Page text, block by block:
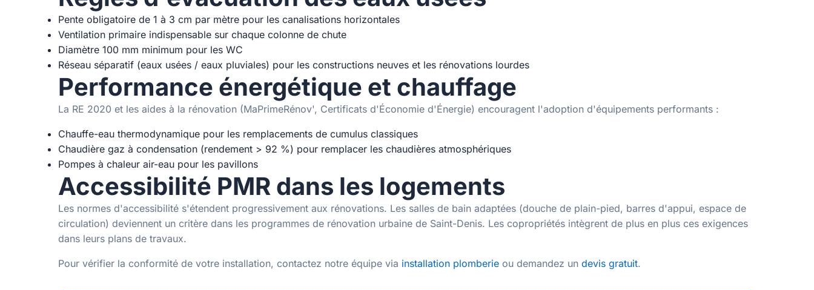
Pente obligatoire de 1 à 3 cm par mètre pour les canalisations horizontales
Ventilation primaire indispensable sur chaque colonne de chute
Diamètre 100 mm minimum pour les WC
Réseau séparatif (eaux usées / eaux pluviales) pour les constructions neuves et les rénovations lourdes
Performance énergétique et chauffage
La RE 2020 et les aides à la rénovation (MaPrimeRénov', Certificats d'Économie d'Énergie) encouragent l'adoption d'équipements performants :
Chauffe-eau thermodynamique pour les remplacements de cumulus classiques
Chaudière gaz à condensation (rendement > 92 %) pour remplacer les chaudières atmosphériques
Pompes à chaleur air-eau pour les pavillons
Accessibilité PMR dans les logements
Les normes d'accessibilité s'étendent progressivement aux rénovations. Les salles de bain adaptées (douche de plain-pied, barres d'appui, espace de
circulation) deviennent un critère dans les programmes de rénovation urbaine de Saint-Denis. Les copropriétés intègrent de plus en plus ces exigences
dans leurs plans de travaux.
Pour vérifier la conformité de votre installation, contactez notre équipe via installation plomberie ou demandez un devis gratuit.